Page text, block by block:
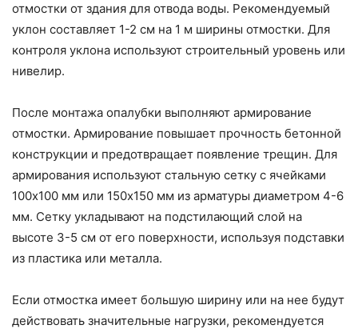
отмостки от здания для отвода воды. Рекомендуемый
уклон составляет 1-2 см на 1 м ширины отмостки. Для
контроля уклона используют строительный уровень или
нивелир.
После монтажа опалубки выполняют армирование
отмостки. Армирование повышает прочность бетонной
конструкции и предотвращает появление трещин. Для
армирования используют стальную сетку с ячейками
100х100 мм или 150х150 мм из арматуры диаметром 4-6
мм. Сетку укладывают на подстилающий слой на
высоте 3-5 см от его поверхности, используя подставки
из пластика или металла.
Если отмостка имеет большую ширину или на нее будут
действовать значительные нагрузки, рекомендуется